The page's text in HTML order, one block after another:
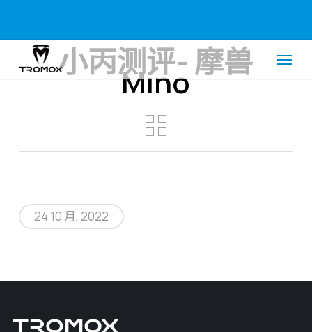
main
content
Menu
小丙测评- 摩兽
Mino
24 10 月, 2022